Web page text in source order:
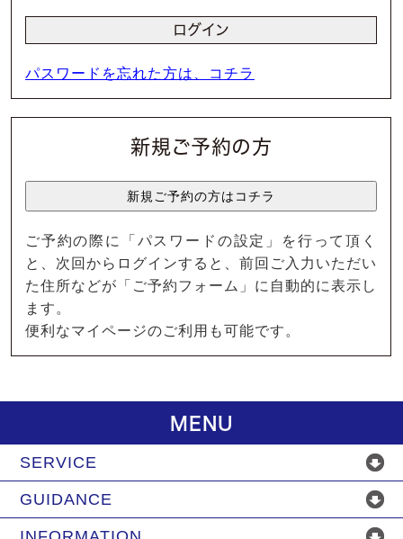
パスワードを忘れた方は、コチラ
新規ご予約の方
ご予約の際に「パスワードの設定」を行って頂く
と、次回からログインすると、前回ご入力いただい
た住所などが「ご予約フォーム」に自動的に表示し
ます。
便利なマイページのご利用も可能です。
MENU
SERVICE
GUIDANCE